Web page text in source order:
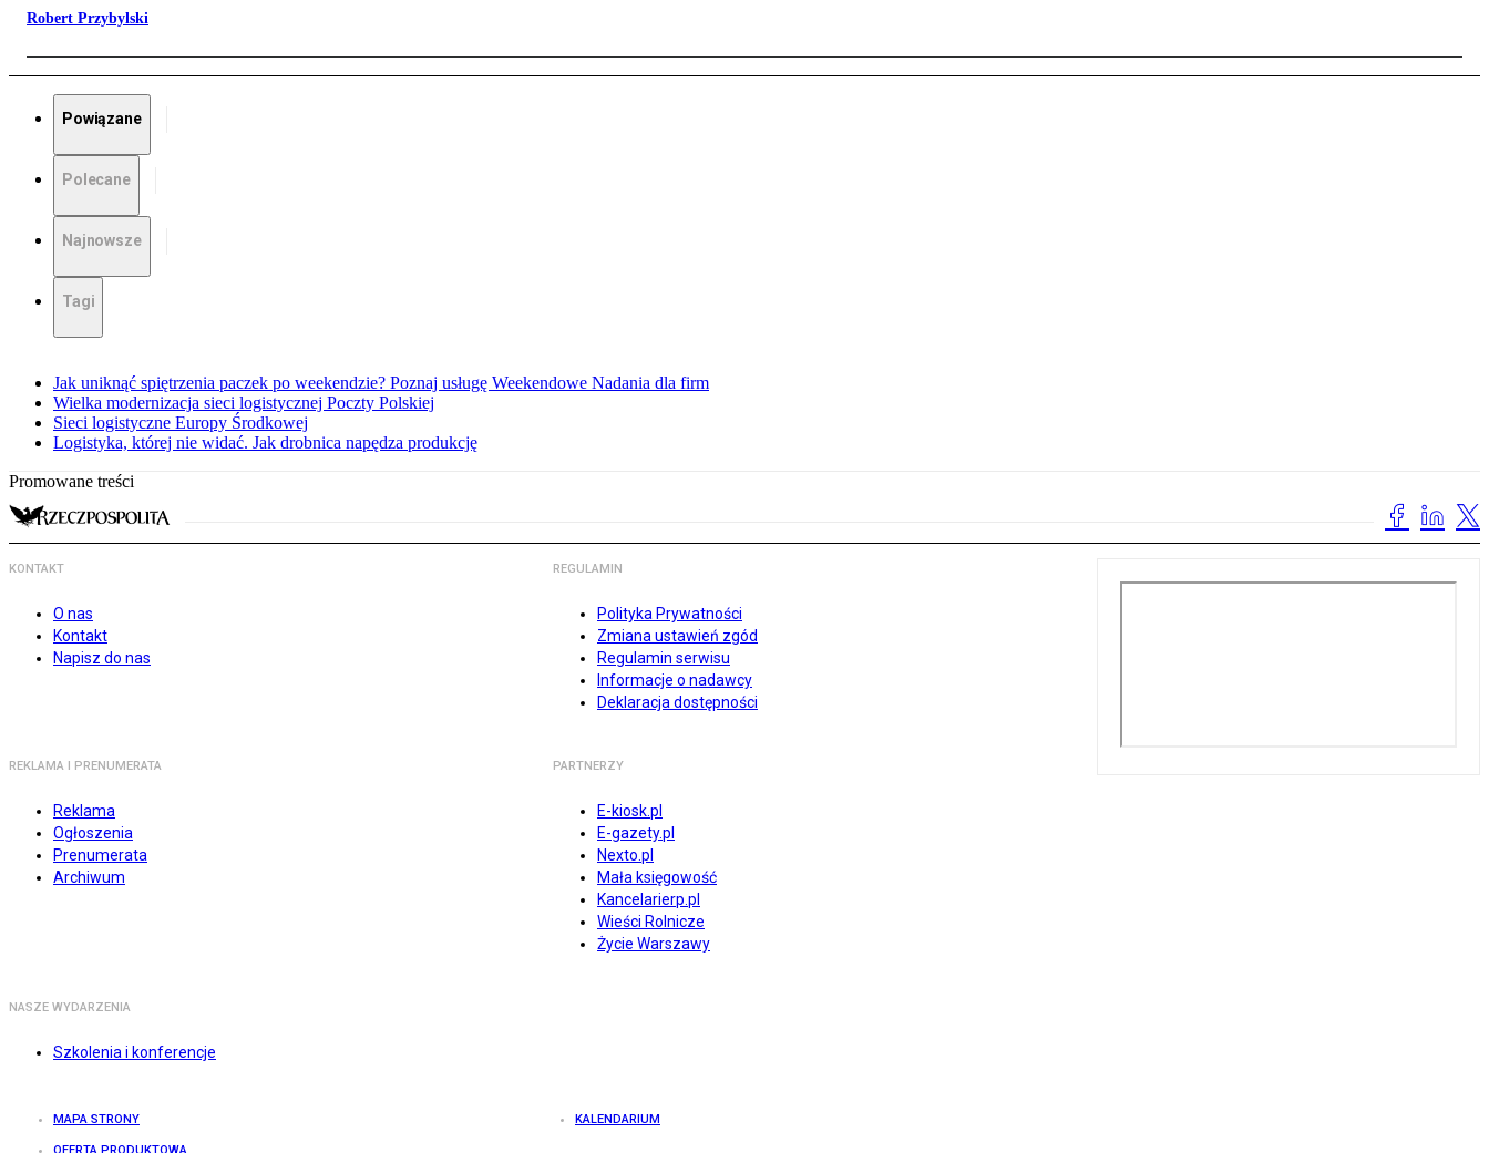
Robert Przybylski
Powiązane
Polecane
Najnowsze
Tagi
Jak uniknąć spiętrzenia paczek po weekendzie? Poznaj usługę Weekendowe Nadania dla firm
Wielka modernizacja sieci logistycznej Poczty Polskiej
Sieci logistyczne Europy Środkowej
Logistyka, której nie widać. Jak drobnica napędza produkcję
Promowane treści
KONTAKT
O nas
Kontakt
Napisz do nas
REGULAMIN
Polityka Prywatności
Zmiana ustawień zgód
Regulamin serwisu
Informacje o nadawcy
Deklaracja dostępności
REKLAMA I PRENUMERATA
Reklama
Ogłoszenia
Prenumerata
Archiwum
PARTNERZY
E-kiosk.pl
E-gazety.pl
Nexto.pl
Mała księgowość
Kancelarierp.pl
Wieści Rolnicze
Życie Warszawy
NASZE WYDARZENIA
Szkolenia i konferencje
MAPA STRONY KALENDARIUM